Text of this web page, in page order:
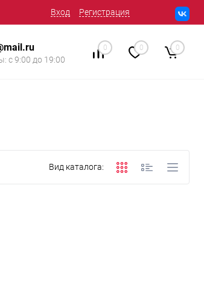
Вход Регистрация
с 9:00 до 19:00
0 0 0
Вид каталога: